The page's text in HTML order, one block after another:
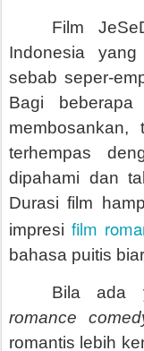
Film
Indonesia
sebab seper-
Bagi
terhempas
dipahami dan
Durasi film
impresi film
bahasa puitis
Bila ada
romance
romantis lebih